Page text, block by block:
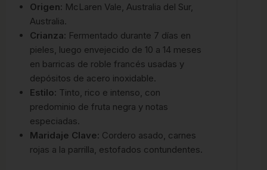
Origen: McLaren Vale, Australia del Sur,
Australia.
Crianza: Fermentado durante 7 días en
pieles, luego envejecido de 10 a 14 meses
en barricas de roble francés usadas y
depósitos de acero inoxidable.
Estilo: Tinto, rico e intenso, con
predominio de fruta negra y notas
especiadas.
Maridaje Clave: Cordero asado, carnes
rojas a la parrilla, estofados contundentes.